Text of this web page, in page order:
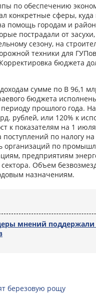
по обеспечению
конкретные сферы,
помощь городам и
пострадали от
сезону, на
техники для
бюджета
сумме по B 96,1
бюджета
прошлого года.
рублей, или 120% к
к показателям на 1
поступлений по налогу
организаций по
предприятиям
Объем
назначениям.
мнений
березовую рощу